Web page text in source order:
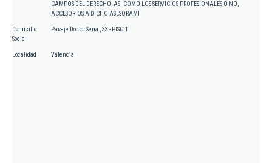
CAMPOS DEL DERECHO, ASI COMO LOS SERVICIOS PROFESIONALES O NO,
ACCESORIOS A DICHO ASESORAMI
Domicilio
Social
Pasaje Doctor Serra , 33 - PISO 1
Localidad Valencia